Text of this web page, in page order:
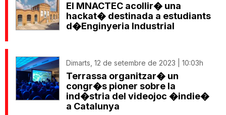
El MNACTEC acollir� una
hackat� destinada a estudiants
d�Enginyeria Industrial
Dimarts, 12 de setembre de 2023 | 10:03h
Terrassa organitzar� un
congr�s pioner sobre la
ind�stria del videojoc �indie�
a Catalunya